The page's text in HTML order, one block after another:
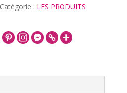
Catégorie : LES PRODUITS